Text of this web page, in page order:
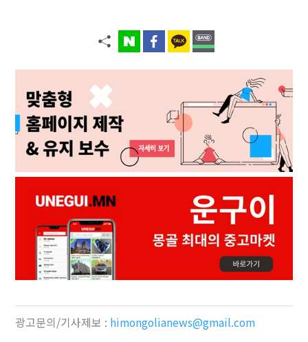
광고문의/기사제보 : himongolianews@gmail.com